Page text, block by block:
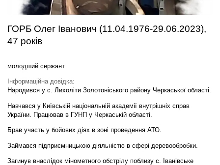
ГОРБ Олег Іванович (11.04.1976-29.06.2023),
47 років
молодший сержант
Інформаційна довідка:
Народився у с. Лихоліти Золотоніського району Черкаської області.
Навчався у Київській національній академії внутрішніх справ
України. Працював в ГУНП у Черкаській області.
Брав участь у бойових діях в зоні проведення АТО.
Займався підприємницькою діяльністю в сфері деревообробки.
Загинув внаслідок мінометного обстрілу поблизу с. Іванівське